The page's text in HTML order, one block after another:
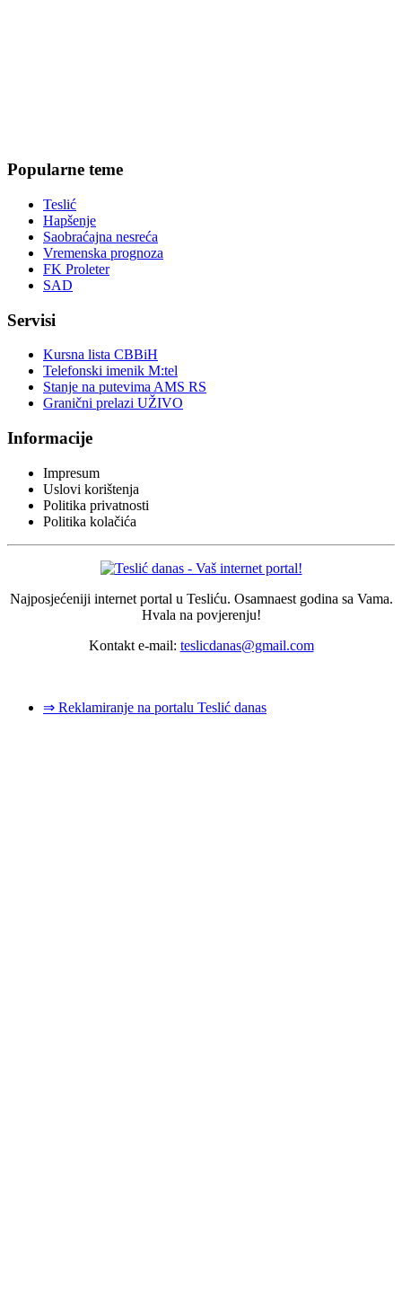
Popularne teme
Teslić
Hapšenje
Saobraćajna nesreća
Vremenska prognoza
FK Proleter
SAD
Servisi
Kursna lista CBBiH
Telefonski imenik M:tel
Stanje na putevima AMS RS
Granični prelazi UŽIVO
Informacije
Impresum
Uslovi korištenja
Politika privatnosti
Politika kolačića
Najposjećeniji internet portal u Tesliću. Osamnaest godina sa Vama.
Hvala na povjerenju!
Kontakt e-mail: teslicdanas@gmail.com
⇒ Reklamiranje na portalu Teslić danas